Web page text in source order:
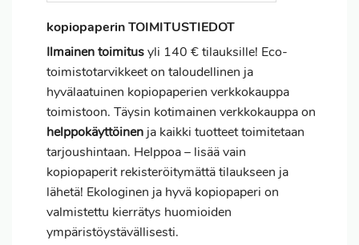
kopiopaperin TOIMITUSTIEDOT
Ilmainen toimitusyli 140 € tilauksille! Eco-
toimistotarvikkeet on taloudellinen ja
hyvälaatuinen kopiopaperien verkkokauppa
toimistoon. Täysin kotimainen verkkokauppa on
helppokäyttöinen ja kaikki tuotteet toimitetaan
tarjoushintaan. Helppoa – lisää vain
kopiopaperit rekisteröitymättä tilaukseen ja
lähetä! Ekologinen ja hyvä kopiopaperi on
valmistettu kierrätys huomioiden
ympäristöystävällisesti.